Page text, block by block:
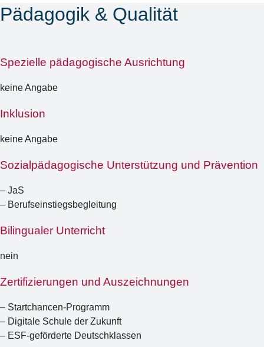
Pädagogik & Qualität
Spezielle pädagogische Ausrichtung
keine Angabe
Inklusion
keine Angabe
Sozialpädagogische Unterstützung und Prävention
– JaS
– Berufseinstiegsbegleitung
Bilingualer Unterricht
nein
Zertifizierungen und Auszeichnungen
– Startchancen-Programm
– Digitale Schule der Zukunft
– ESF-geförderte Deutschklassen